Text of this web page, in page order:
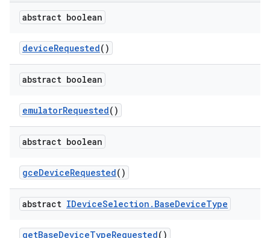
abstract boolean
deviceRequested()
abstract boolean
emulatorRequested()
abstract boolean
gceDeviceRequested()
abstract IDeviceSelection . BaseDeviceType
getBaseDeviceTypeRequested()